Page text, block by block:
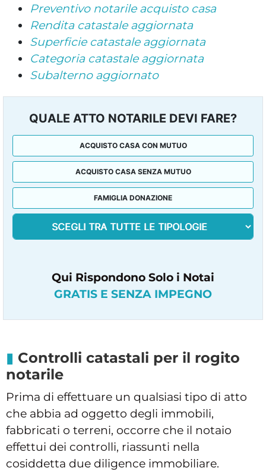
Preventivo notarile acquisto casa
Rendita catastale aggiornata
Superficie catastale aggiornata
Categoria catastale aggiornata
Subalterno aggiornato
QUALE ATTO NOTARILE DEVI FARE?
ACQUISTO CASA CON MUTUO
ACQUISTO CASA SENZA MUTUO
FAMIGLIA DONAZIONE
Qui Rispondono Solo i Notai
GRATIS E SENZA IMPEGNO
Controlli catastali per il rogito
notarile
Prima di effettuare un qualsiasi tipo di atto
che abbia ad oggetto degli immobili,
fabbricati o terreni, occorre che il notaio
effettui dei controlli, riassunti nella
cosiddetta due diligence immobiliare.